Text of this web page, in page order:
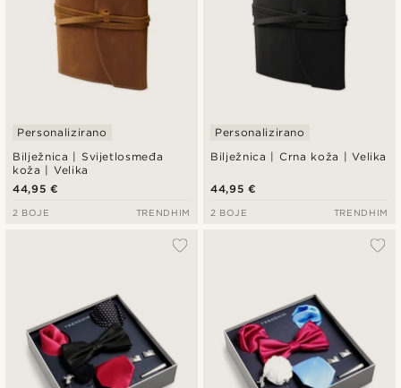
Bilježnica | Svijetlosmeđa
koža | Velika
Personalizirano
44,95 €
2 BOJE TRENDHIM
Bilježnica | Crna koža | Velika
Personalizirano
44,95 €
2 BOJE TRENDHIM